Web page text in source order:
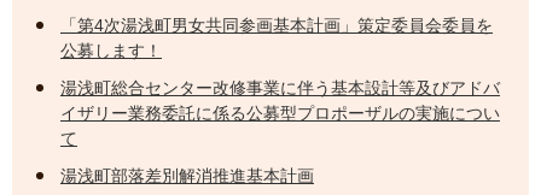
「第4次湯浅町男女共同参画基本計画」策定委員会委員を
公募します！
湯浅町総合センター改修事業に伴う基本設計等及びアドバ
イザリー業務委託に係る公募型プロポーザルの実施につい
て
湯浅町部落差別解消推進基本計画